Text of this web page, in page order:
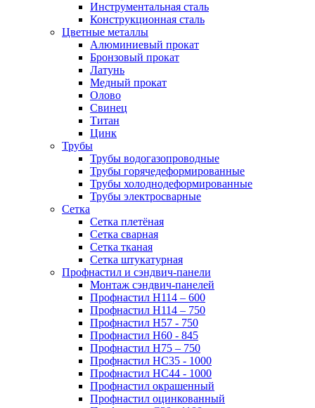
Инструментальная сталь
Конструкционная сталь
Цветные металлы
Алюминиевый прокат
Бронзовый прокат
Латунь
Медный прокат
Олово
Свинец
Титан
Цинк
Трубы
Трубы водогазопроводные
Трубы горячедеформированные
Трубы холоднодеформированные
Трубы электросварные
Сетка
Сетка плетёная
Сетка сварная
Сетка тканая
Сетка штукатурная
Профнастил и сэндвич-панели
Монтаж сэндвич-панелей
Профнастил Н114 – 600
Профнастил Н114 – 750
Профнастил Н57 - 750
Профнастил Н60 - 845
Профнастил Н75 – 750
Профнастил НС35 - 1000
Профнастил НС44 - 1000
Профнастил окрашенный
Профнастил оцинкованный